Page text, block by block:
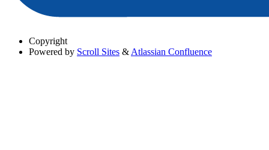
Copyright
Powered by Scroll Sites & Atlassian Confluence